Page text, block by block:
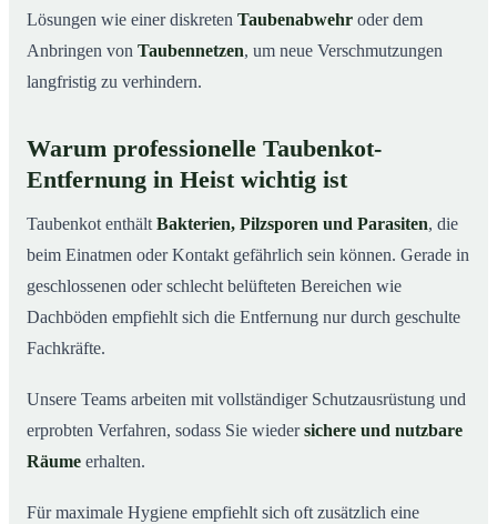
Lösungen wie einer diskreten Taubenabwehr oder dem
Anbringen von Taubennetzen, um neue Verschmutzungen
langfristig zu verhindern.
Warum professionelle Taubenkot-
Entfernung in Heist wichtig ist
Taubenkot enthält Bakterien, Pilzsporen und Parasiten, die
beim Einatmen oder Kontakt gefährlich sein können. Gerade in
geschlossenen oder schlecht belüfteten Bereichen wie
Dachböden empfiehlt sich die Entfernung nur durch geschulte
Fachkräfte.
Unsere Teams arbeiten mit vollständiger Schutzausrüstung und
erprobten Verfahren, sodass Sie wiedersichere und nutzbare
Räume erhalten.
Für maximale Hygiene empfiehlt sich oft zusätzlich eine